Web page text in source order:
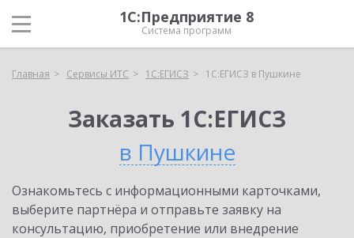
1С:Предприятие 8
Система программ
Главная Сервисы ИТС 1С:ЕГИСЗ 1С:ЕГИСЗ в Пушкине
Заказать 1С:ЕГИСЗ
в Пушкине
Ознакомьтесь с информационными карточками,
выберите партнёра и отправьте заявку на
консультацию, приобретение или внедрение